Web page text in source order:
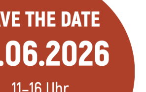
Unternehmen